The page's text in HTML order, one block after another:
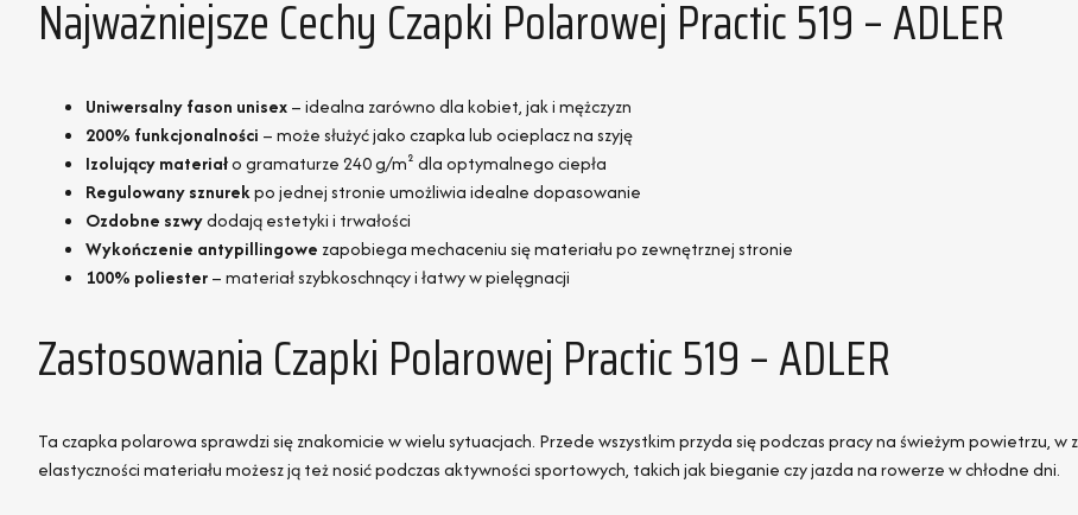
Najważniejsze Cechy Czapki Polarowej Practic 519 – ADLER
Uniwersalny fason unisex– idealna zarówno dla kobiet, jak i mężczyzn
200% funkcjonalności – może służyć jako czapka lub ocieplacz na szyję
Izolujący materiało gramaturze 240 g/m² dla optymalnego ciepła
Regulowany sznurekpo jednej stronie umożliwia idealne dopasowanie
Ozdobne szwydodają estetyki i trwałości
Wykończenie antypillingowe zapobiega mechaceniu się materiału po zewnętrznej stronie
100% poliester– materiał szybkoschnący i łatwy w pielęgnacji
Zastosowania Czapki Polarowej Practic 519 – ADLER
Ta czapka polarowa sprawdzi się znakomicie w wielu sytuacjach. Przede wszystkim przyda się podczas pracy na świeżym powietrzu, w
elastyczności materiału możesz ją też nosić podczas aktywności sportowych, takich jak bieganie czy jazda na rowerze w chłodne dni.